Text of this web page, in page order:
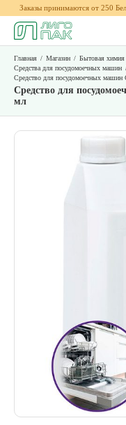
Заказы принимаются от 250
Главная / Магазин / Бытовая химия
Средства для посудомоечных машин
Средство для посудомоечных машин
Средство для
мл